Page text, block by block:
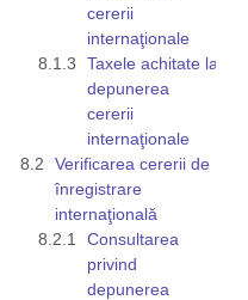
cererii
internaţionale
Taxele achitate la
depunerea
cererii
internaţionale
Verificarea cererii de
înregistrare
internaţională
Consultarea
privind
depunerea